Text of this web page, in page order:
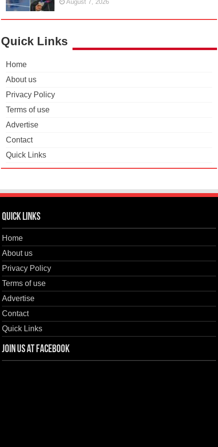
August 7, 2026
Quick Links
Home
About us
Privacy Policy
Terms of use
Advertise
Contact
Quick Links
Quick Links
Home
About us
Privacy Policy
Terms of use
Advertise
Contact
Quick Links
Join us at Facebook